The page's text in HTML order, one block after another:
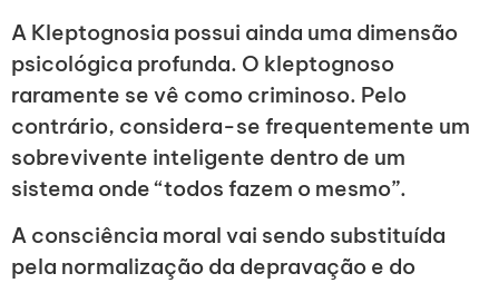
A Kleptognosia possui ainda uma dimensão
psicológica profunda. O kleptognoso
raramente se vê como criminoso. Pelo
contrário, considera-se frequentemente um
sobrevivente inteligente dentro de um
sistema onde “todos fazem o mesmo”.
A consciência moral vai sendo substituída
pela normalização da depravação e do